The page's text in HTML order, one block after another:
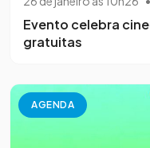
Evento celebra
gratuitas
AGENDA